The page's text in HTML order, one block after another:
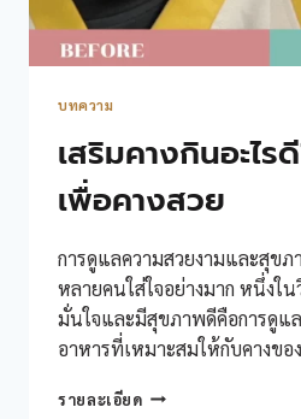
บทความ
เสริมคางกินอะไร
เพื่อคางสวย
การดูแลความสวยงามและสุข
หลายคนใส่ใจอย่างมาก หนึ่งใน
มั่นใจและมีสุขภาพดีคือการดูแ
อาหารที่เหมาะสมให้กับคางขอ
รายละเอียดเสริม